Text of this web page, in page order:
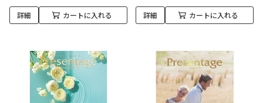
詳細 カートに入れる 詳細 カートに入れる